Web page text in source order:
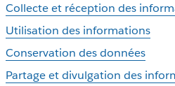
Collecte et réception des
Utilisation des informations
Conservation des données
Partage et divulgation des